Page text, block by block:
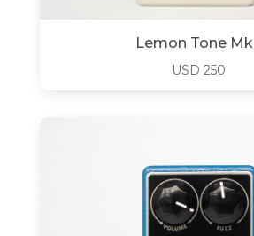
Lemon Tone MkII
USD 250